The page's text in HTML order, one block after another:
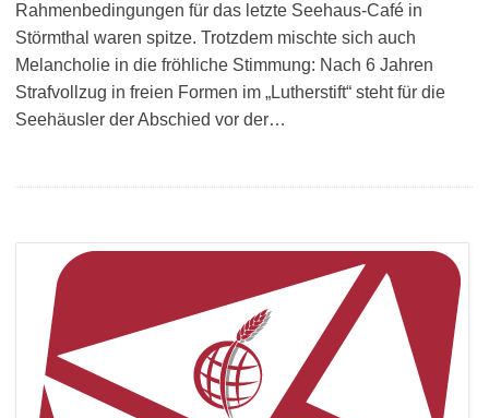
Rahmenbedingungen für das letzte Seehaus-Café in
Störmthal waren spitze. Trotzdem mischte sich auch
Melancholie in die fröhliche Stimmung: Nach 6 Jahren
Strafvollzug in freien Formen im „Lutherstift“ steht für die
Seehäusler der Abschied vor der…